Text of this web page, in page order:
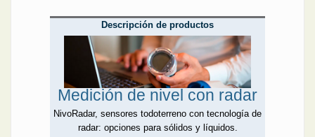
Descripción de productos
Medición de nivel con radar
NivoRadar, sensores todoterreno con tecnología de
radar: opciones para sólidos y líquidos.